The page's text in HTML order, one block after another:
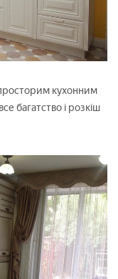
кухонним
багатство і розкіш